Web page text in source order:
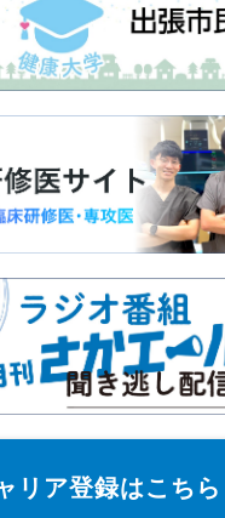
リア登録はこちら